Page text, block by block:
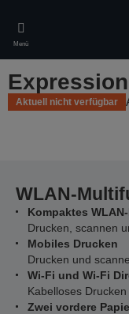
main
content
Menü
Aktuell nicht verfügbar
WLAN-
Kompaktes
Drucken, scannen
Mobiles Drucken
Drucken und
Wi-Fi und Wi-Fi
Kabelloses
Zwei vordere